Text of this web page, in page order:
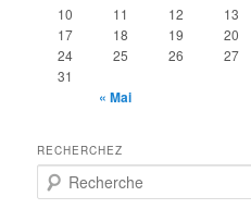
10
11 12 13
17
18 19 20
24
25 26 27
31
« Mai
RECHERCHEZ
e